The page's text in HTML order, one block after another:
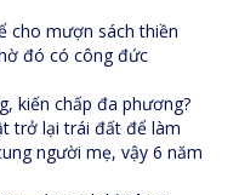
cho mượn sách thiền
đó có công đức
kiến chấp đa phương?
trở lại trái đất để làm
người mẹ, vậy 6 năm